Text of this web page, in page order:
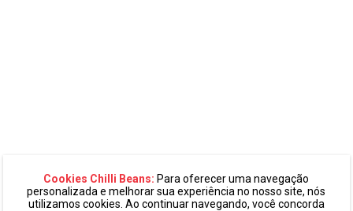
Cookies Chilli Beans: Para oferecer uma navegação
personalizada e melhorar sua experiência no nosso site, nós
utilizamos cookies. Ao continuar navegando, você concorda